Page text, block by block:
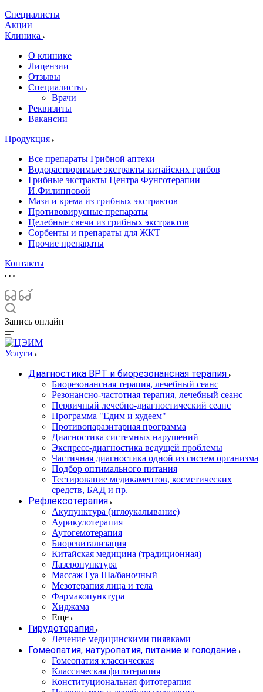
Специалисты
Акции
Клиника
О клинике
Лицензии
Отзывы
Специалисты
Врачи
Реквизиты
Вакансии
Продукция
Все препараты Грибной аптеки
Водорастворимые экстракты китайских грибов
Грибные экстракты Центра Фунготерапии
И.Филипповой
Мази и крема из грибных экстрактов
Противовирусные препараты
Целебные свечи из грибных экстрактов
Сорбенты и препараты для ЖКТ
Прочие препараты
Контакты
Запись онлайн
Услуги
Диагностика ВРТ и биорезонансная терапия
Биорезонансная терапия, лечебный сеанс
Резонансно-частотная терапия, лечебный сеанс
Первичный лечебно-диагностический сеанс
Программа "Едим и худеем"
Противопаразитарная программа
Диагностика системных нарушений
Экспресс-диагностика ведущей проблемы
Частичная диагностика одной из систем организма
Подбор оптимального питания
Тестирование медикаментов, косметических
средств, БАД и пр.
Рефлексотерапия
Акупунктура (иглоукалывание)
Аурикулотерапия
Аутогемотерапия
Биоревитализация
Китайская медицина (традиционная)
Лазеропунктура
Массаж Гуа Ша/баночный
Мезотерапия лица и тела
Фармакопунктура
Хиджама
Еще
Гирудотерапия
Лечение медицинскими пиявками
Гомеопатия, натуропатия, питание и голодание
Гомеопатия классическая
Классическая фитотерапия
Конституциональная фитотерапия